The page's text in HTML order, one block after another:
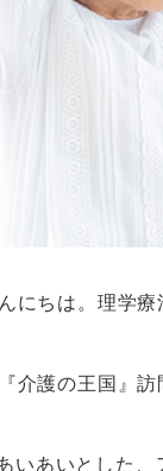
にちは。理学療
『介護の王国』
いあいとした、